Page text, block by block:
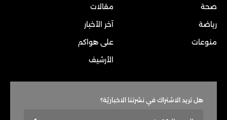
صحة
رياضة
منوعات
مقالات
آخر الأخبار
على هواكم
الأرشيف
هل تريد الاشتراك في نشرتنا الاخباريّة؟